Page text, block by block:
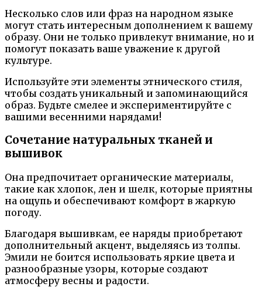
Несколько слов или фраз на народном языке
могут стать интересным дополнением к вашему
образу. Они не только привлекут внимание, но и
помогут показать ваше уважение к другой
культуре.
Используйте эти элементы этнического стиля,
чтобы создать уникальный и запоминающийся
образ. Будьте смелее и экспериментируйте с
вашими весенними нарядами!
Сочетание натуральных тканей и
вышивок
Она предпочитает органические материалы,
такие как хлопок, лен и шелк, которые приятны
на ощупь и обеспечивают комфорт в жаркую
погоду.
Благодаря вышивкам, ее наряды приобретают
дополнительный акцент, выделяясь из толпы.
Эмили не боится использовать яркие цвета и
разнообразные узоры, которые создают
атмосферу весны и радости.